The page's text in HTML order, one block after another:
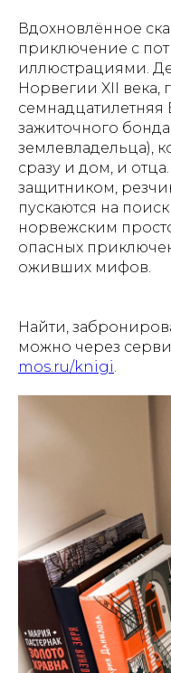
Вдохновлённое
приключение с
иллюстрациями.
Норвегии XII века,
зажиточного
землевладельца),
сразу и дом, и
защитником,
пускаются на
норвежским
опасных
оживших мифов.
Найти,
можно через
mos.ru/knigi.